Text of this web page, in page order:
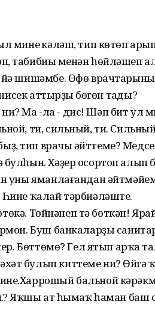
минең кәләш, тип көтөп
табибиың менән һөйләшеп
шишәмбе. Өфө
аттырҙың бөгөн таңды?
Ма -ла - дис! Шәп бит ул
ти, сильный, ти.
тип врачың әйттеме?
Хәҙер осортоп алып
уны яманлағандан
ҡалай тәрбиәләште.
Төйнәнеп тә бөткән!
Буш банкаларҙы
Бөттөмө? Гел ятып арҡаң
булып киттеме ни? Өйгә
бальной
Яҡшы ат һымаҡ һаман баш